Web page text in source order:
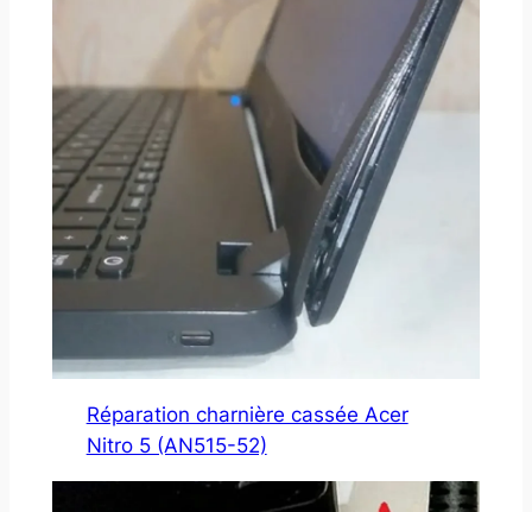
Réparation charnière cassée Acer
Nitro 5 (AN515-52)